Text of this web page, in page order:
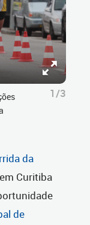
1/3
da
Curitiba
de